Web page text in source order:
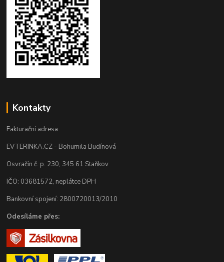
Kontakty
Fakturační adresa:
EVTERINKA.CZ - Bohumila Budínová
Osvračín č. p. 230, 345 61 Staňkov
IČO: 03681572, neplátce DPH
Bankovní spojení: 2800720013/2010
Odesíláme přes: